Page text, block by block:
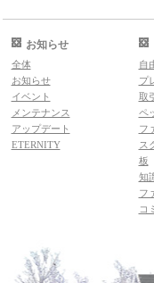
お知らせ
全体
お知らせ
イベント
メンテナンス
アップデート
ETERNITY
自
プ
取
ペ
フ
ス
板
知
フ
コ